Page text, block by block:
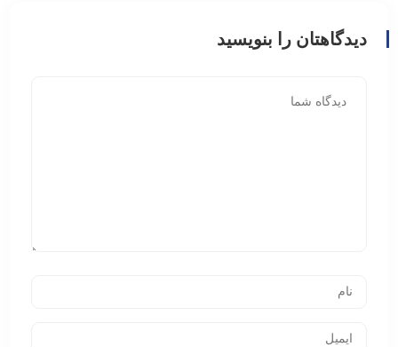
دیدگاهتان را بنویسید